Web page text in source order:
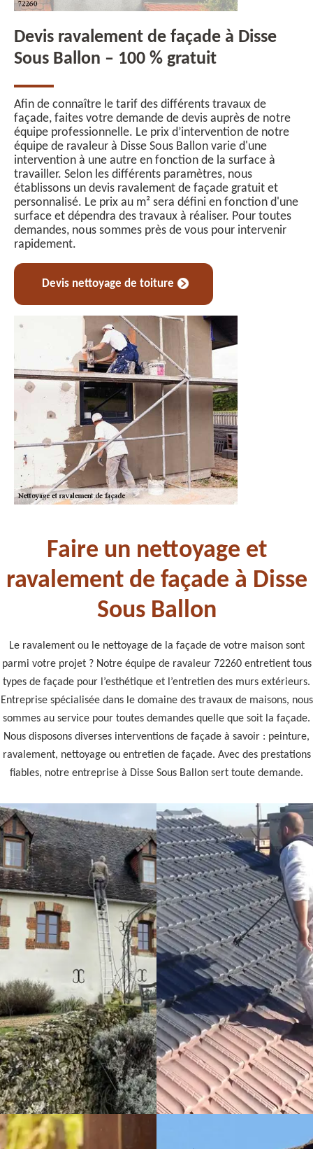
Devis ravalement de façade à Disse
Sous Ballon – 100 % gratuit
Afin de connaître le tarif des différents travaux de
façade, faites votre demande de devis auprès de notre
équipe professionnelle. Le prix d’intervention de notre
équipe de ravaleur à Disse Sous Ballon varie d'une
intervention à une autre en fonction de la surface à
travailler. Selon les différents paramètres, nous
établissons un devis ravalement de façade gratuit et
personnalisé. Le prix au m² sera défini en fonction d'une
surface et dépendra des travaux à réaliser. Pour toutes
demandes, nous sommes près de vous pour intervenir
rapidement.
Devis nettoyage de toiture
Faire un nettoyage et
ravalement de façade à Disse
Sous Ballon
Le ravalement ou le nettoyage de la façade de votre maison sont
parmi votre projet ? Notre équipe de ravaleur 72260 entretient tous
types de façade pour l’esthétique et l’entretien des murs extérieurs.
Entreprise spécialisée dans le domaine des travaux de maisons, nous
sommes au service pour toutes demandes quelle que soit la façade.
Nous disposons diverses interventions de façade à savoir : peinture,
ravalement, nettoyage ou entretien de façade. Avec des prestations
fiables, notre entreprise à Disse Sous Ballon sert toute demande.